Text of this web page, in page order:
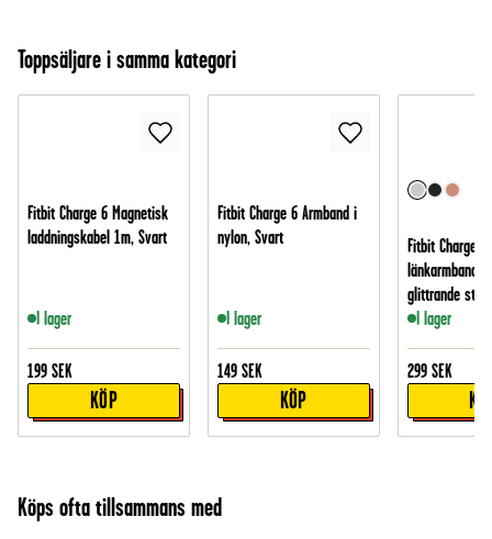
Toppsäljare i samma kategori
Fitbit Charge 6 Magnetisk
laddningskabel 1m, Svart
I lager
199 SEK
KÖP
Fitbit Charge 6 Armband i
nylon, Svart
I lager
149 SEK
KÖP
Fitbit Charge 6
länkarmband
glittrande
I lager
299 SEK
Köps ofta tillsammans med